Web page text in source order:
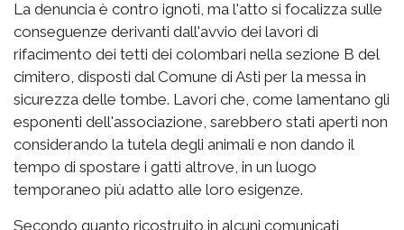
La denuncia è contro ignoti, ma l'atto si focalizza sulle
conseguenze derivanti dall'avvio dei lavori di
rifacimento dei tetti dei colombari nella sezione B del
cimitero, disposti dal Comune di Asti per la messa in
sicurezza delle tombe. Lavori che, come lamentano gli
esponenti dell'associazione, sarebbero stati aperti non
considerando la tutela degli animali e non dando il
tempo di spostare i gatti altrove, in un luogo
temporaneo più adatto alle loro esigenze.
Secondo quanto ricostruito in alcuni comunicati